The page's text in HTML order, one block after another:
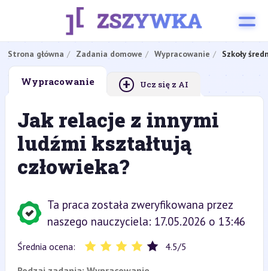
Strona główna Zadania domowe Wypracowanie Szkoły
Wypracowanie + Ucz się z AI
Jak relacje z innymi
ludźmi kształtują
człowieka?
Ta praca została zweryfikowana przez
naszego nauczyciela: 17.05.2026 o 13:46
Średnia ocena: 4.5/5